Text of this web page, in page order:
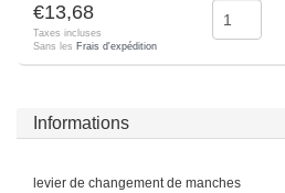
€13,68
Taxes incluses
Sans les Frais d'expédition
Informations
levier de changement de manches